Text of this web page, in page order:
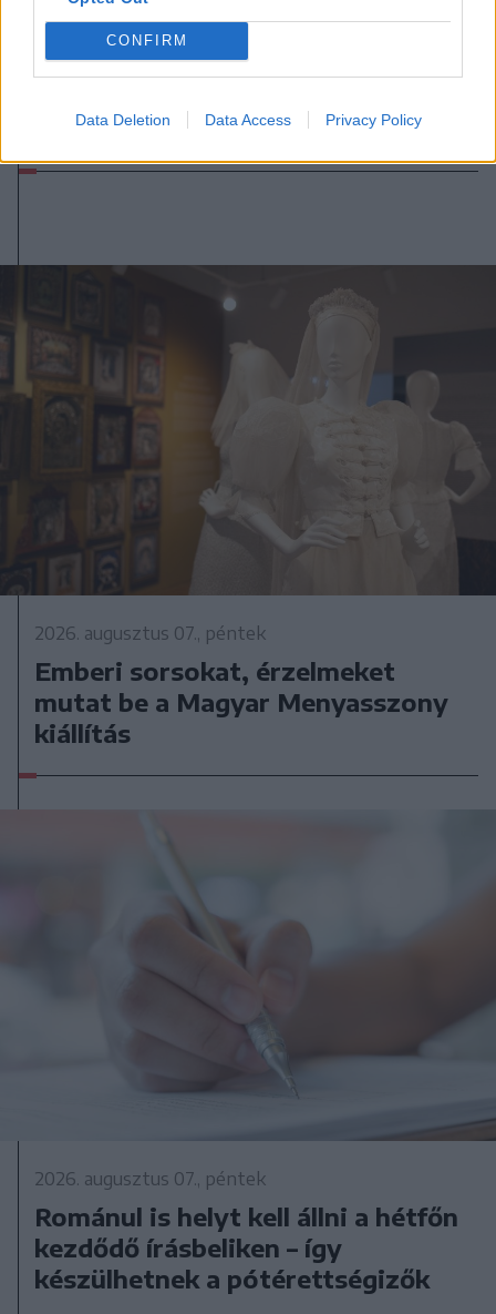
CONFIRM
Data Deletion Data Access Privacy Policy
2026. augusztus 07., péntek
sepsiszentgyörgyi önkormányzat
2026. augusztus 07., péntek
Emberi sorsokat, érzelmeket
mutat be a Magyar Menyasszony
kiállítás
2026. augusztus 07., péntek
Románul is helyt kell állni a hétfőn
kezdődő írásbeliken – így
készülhetnek a pótérettségizők